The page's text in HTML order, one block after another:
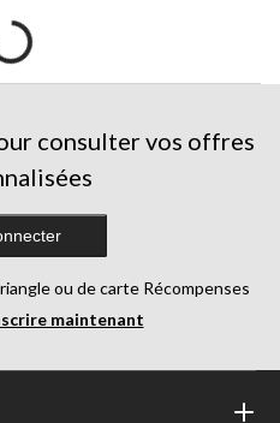
consulter vos offres
ou de carte Récompenses
maintenant